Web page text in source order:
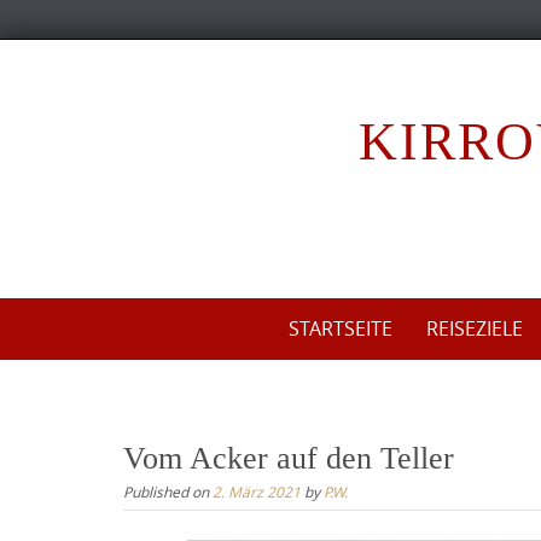
n
e
STARTSEITE REISEZIELE
Vom Acker auf den Teller
Published on2. März 2021 byP.W.